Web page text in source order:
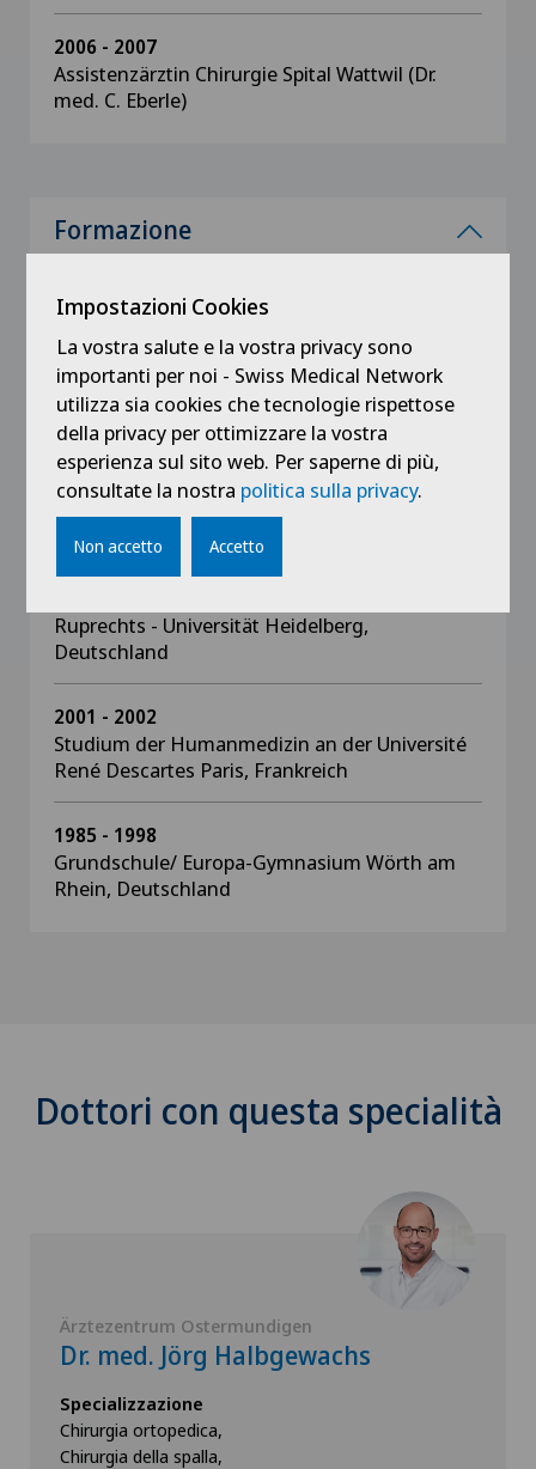
2006 - 2007
Assistenzärztin Chirurgie Spital Wattwil (Dr.
med. C. Eberle)
Formazione
FMH orthopädische Chirurgie und
Traumatologie des Bewegungsapparates
2005
Dissertation: „Ausbruch von Enterobacter
cloacae auf der Frühgeborenen
Intensivpflegestation in der
Universitätsklinik Heidelberg im Jahr 2000“
1998 - 2005
Ruprechts - Universität Heidelberg,
Deutschland
2001 - 2002
Studium der Humanmedizin an der Université
René Descartes Paris, Frankreich
1985 - 1998
Grundschule/ Europa-Gymnasium Wörth am
Rhein, Deutschland
Dottori con questa specialità
Ärztezentrum Ostermundigen
Dr. med. Jörg Halbgewachs
Specializzazione
Chirurgia ortopedica,
Chirurgia della spalla,
Impostazioni Cookies
La vostra salute e la vostra privacy sono
importanti per noi - Swiss Medical Network
utilizza sia cookies che tecnologie rispettose
della privacy per ottimizzare la vostra
esperienza sul sito web. Per saperne di più,
consultate la nostra politica sulla privacy.
Non accetto Accetto